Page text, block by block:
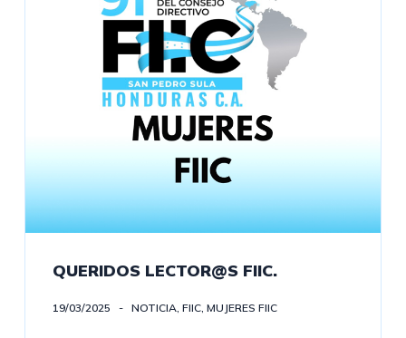
QUERIDOS LECTOR@S FIIC.
19/03/2025 NOTICIA, FIIC, MUJERES FIIC